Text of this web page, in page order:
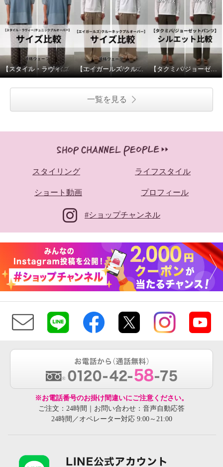
【スタイル・ラヴィー/チュニックプルオーバー】サイズ比較 【エイガールズ/クルーネックプルオーバー】サイズ比較 【タクミバ/ジョーゼットパンツ】シルエット比較
一覧を見る
スタイリング ライフスタイル
ショート動画 プロフィール
#ショップチャンネル
※お電話番号のお掛け間違いにご注意ください。
ご注文：24時間｜お問い合わせ：音声自動応答
24時間／オペレーター対応 9:00～21:00